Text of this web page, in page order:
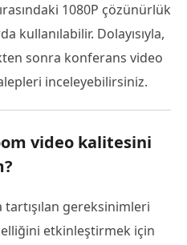
1080P çözünürlük
kullanılabilir. Dolayısıyla,
sonra konferans video
inceleyebilirsiniz.
video kalitesini
tartışılan gereksinimleri
etkinleştirmek için